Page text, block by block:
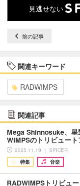
見逃せない
前の記事
関連キーワード
RADWIMPS
関連記事
Mega Shinnosuke、
WIMPSのトリビュー
2025.11.19 ｜ SPICER
特集
音楽
RADWIMPSトリビュ